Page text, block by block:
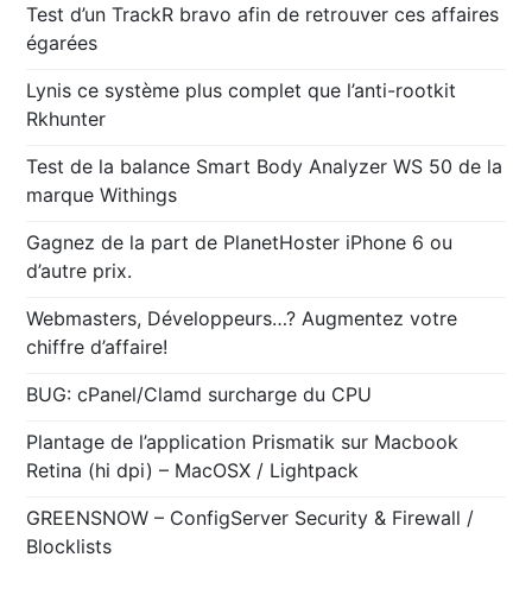
Test d’un TrackR bravo afin de retrouver ces affaires
égarées
Lynis ce système plus complet que l’anti-rootkit
Rkhunter
Test de la balance Smart Body Analyzer WS 50 de la
marque Withings
Gagnez de la part de PlanetHoster iPhone 6 ou
d’autre prix.
Webmasters, Développeurs…? Augmentez votre
chiffre d’affaire!
BUG: cPanel/Clamd surcharge du CPU
Plantage de l’application Prismatik sur Macbook
Retina (hi dpi) – MacOSX / Lightpack
GREENSNOW – ConfigServer Security & Firewall /
Blocklists